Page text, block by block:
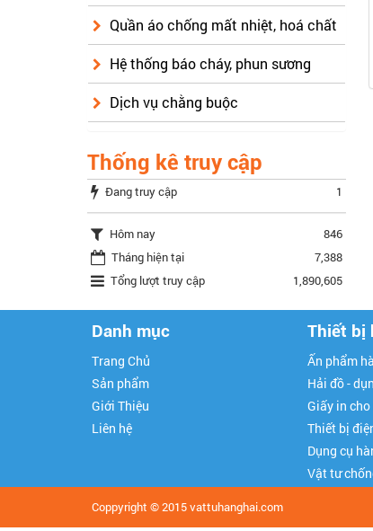
Quần áo chống mất nhiệt, hoá chất
Hệ thống báo cháy, phun sương
Dịch vụ chằng buộc
Thống kê truy cập
Đang truy cập 1
Hôm nay
846
Tháng hiện tại
7,388
Tổng lượt truy cập
1,890,605
Danh mục
Trang Chủ
Sản phẩm
Giới Thiệu
Liên hệ
Thiết bị
Ấn phẩm
Hải đồ -
Giấy in
Thiết bị
Dụng cụ
Vật tư
Coppyright © 2015vattuhanghai.com